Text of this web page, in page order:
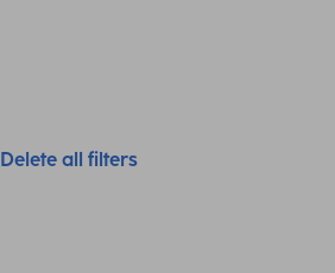
Delete all filters